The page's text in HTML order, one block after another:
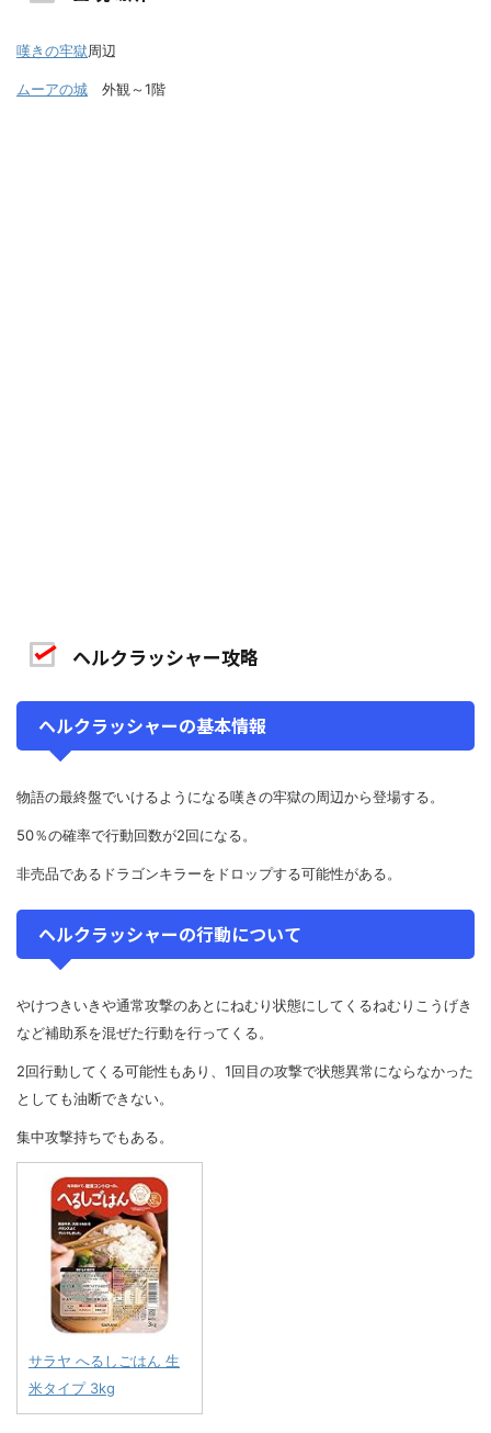
嘆きの牢獄周辺
ムーアの城 外観～1階
ヘルクラッシャー攻略
ヘルクラッシャーの基本情報
物語の最終盤でいけるようになる嘆きの牢獄の周辺から登場する。
50％の確率で行動回数が2回になる。
非売品であるドラゴンキラーをドロップする可能性がある。
ヘルクラッシャーの行動について
やけつきいきや通常攻撃のあとにねむり状態にしてくるねむりこうげき
など補助系を混ぜた行動を行ってくる。
2回行動してくる可能性もあり、1回目の攻撃で状態異常にならなかった
としても油断できない。
集中攻撃持ちでもある。
サラヤ へるしごはん 生
米タイプ 3kg